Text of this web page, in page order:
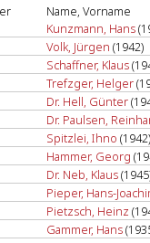
Name, Vorname
Kunzmann, Hans
Volk, Jürgen (1942)
Schaffner, Klaus
Trefzger, Helger
Dr. Hell, Günter
Dr. Paulsen,
Spitzlei, Ihno (1942)
Hammer, Georg
Dr. Neb, Klaus
Pieper, Hans-
Pietzsch, Heinz
Gammer, Hans